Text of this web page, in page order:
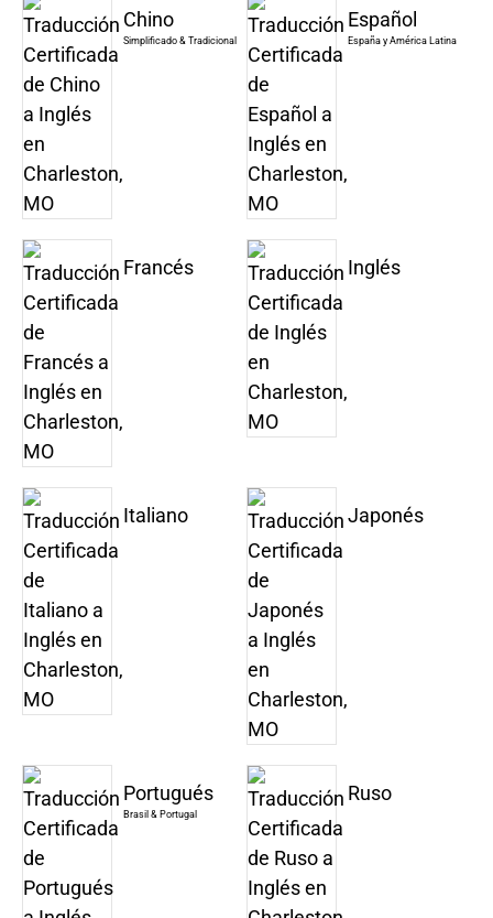
Chino
Simplificado & Tradicional
Español
España y América Latina
Francés Inglés
Italiano Japonés
Portugués
Brasil & Portugal
Ruso